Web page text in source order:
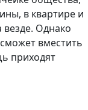
в квартире и
Однако
вместить
приходят